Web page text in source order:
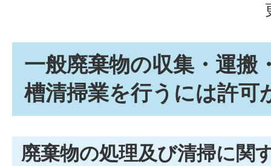
一般廃棄物の収集・運搬
槽清掃業を行うには許可
廃棄物の処理及び清掃に関